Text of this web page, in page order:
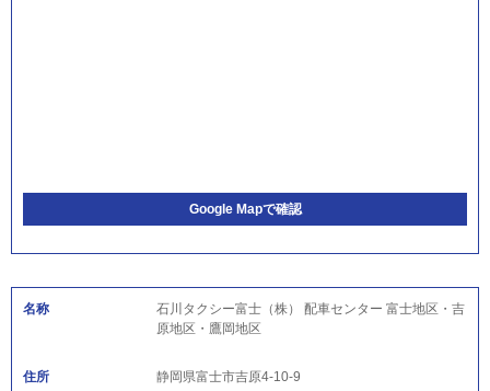
Google Mapで確認
名称
石川タクシー富士（株） 配車センター 富士地区・吉
原地区・鷹岡地区
住所 静岡県富士市吉原4-10-9